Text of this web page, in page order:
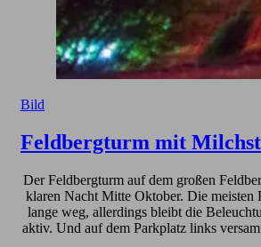
Bild
Feldbergturm mit
Der Feldbergturm auf dem großen
klaren Nacht Mitte Oktober. Die meisten
lange weg, allerdings bleibt die
aktiv. Und auf dem Parkplatz links